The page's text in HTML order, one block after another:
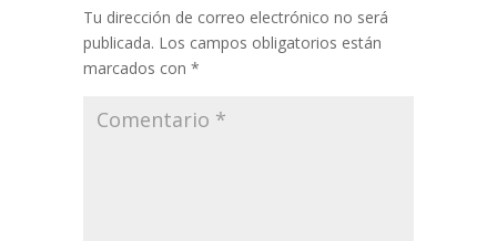
Tu dirección de correo electrónico no será
publicada. Los campos obligatorios están
marcados con *